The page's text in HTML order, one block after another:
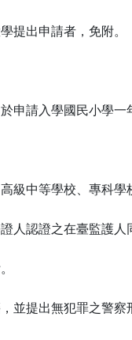
提出申請者，免附。
申請入學國民小學一
級中等學校、專科學
人認證之在臺監護人
並提出無犯罪之警察